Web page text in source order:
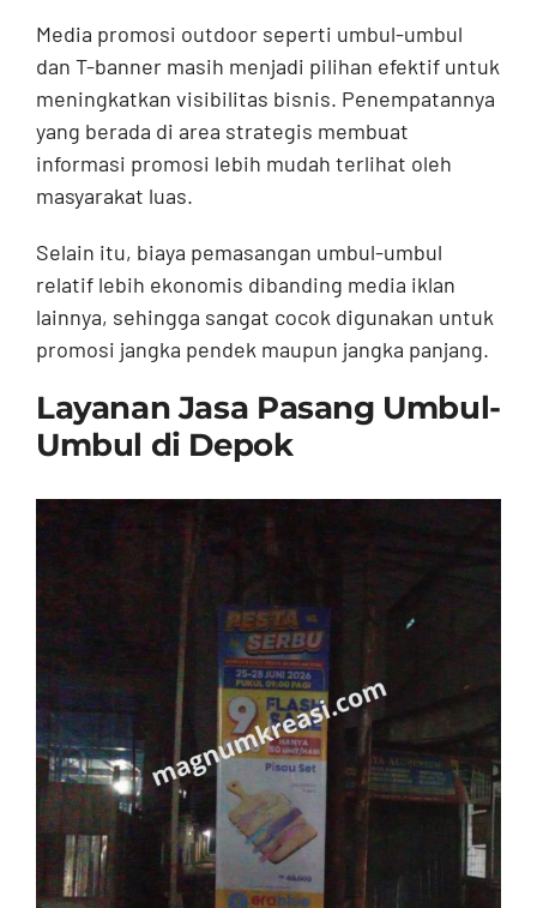
Media promosi outdoor seperti umbul-umbul
dan T-banner masih menjadi pilihan efektif untuk
meningkatkan visibilitas bisnis. Penempatannya
yang berada di area strategis membuat
informasi promosi lebih mudah terlihat oleh
masyarakat luas.
Selain itu, biaya pemasangan umbul-umbul
relatif lebih ekonomis dibanding media iklan
lainnya, sehingga sangat cocok digunakan untuk
promosi jangka pendek maupun jangka panjang.
Layanan Jasa Pasang Umbul-
Umbul di Depok